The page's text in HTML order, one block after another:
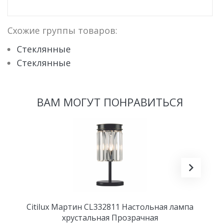
Схожие группы товаров:
Стеклянные
Стеклянные
ВАМ МОГУТ ПОНРАВИТЬСЯ
Citilux Мартин CL332811 Настольная лампа
хрустальная Прозрачная